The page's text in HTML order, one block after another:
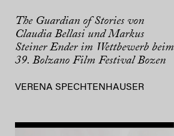
The Guardian of Stories von
Claudia Bellasi und Markus
Steiner Ender im Wettbewerb beim
39. Bolzano Film Festival Bozen
VERENA SPECHTENHAUSER